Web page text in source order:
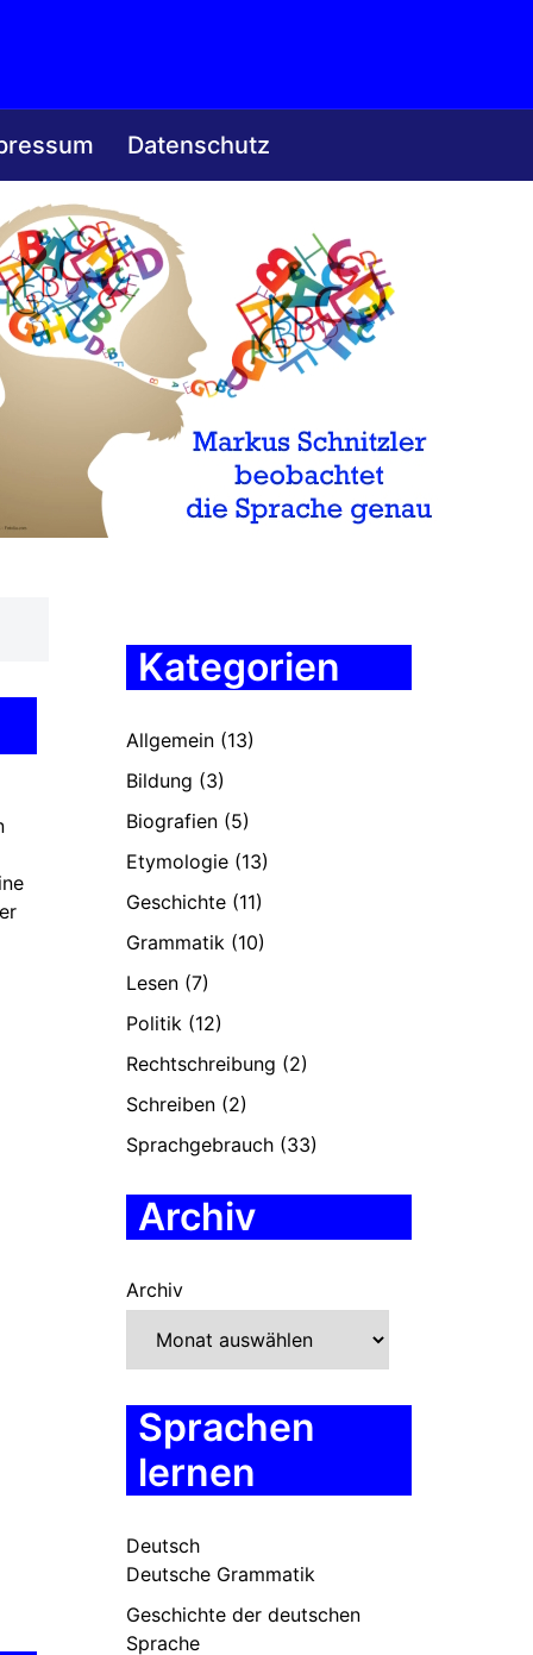
Datenschutz
Kategorien
Allgemein (13)
Bildung (3)
Biografien (5)
Etymologie (13)
Geschichte (11)
Grammatik (10)
Lesen (7)
Politik (12)
Rechtschreibung (2)
Schreiben (2)
Sprachgebrauch (33)
Archiv
Archiv
Sprachen
lernen
Deutsch
Deutsche Grammatik
Geschichte der deutschen
Sprache